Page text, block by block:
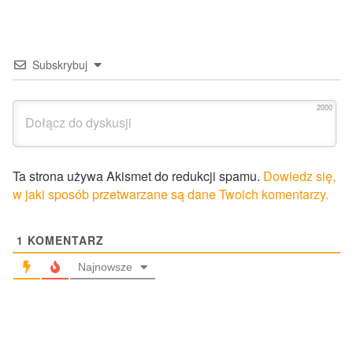
Subskrybuj
2000
Ta strona używa Akismet do redukcji spamu. Dowiedz się,
w jaki sposób przetwarzane są dane Twoich komentarzy.
1 KOMENTARZ
Najnowsze